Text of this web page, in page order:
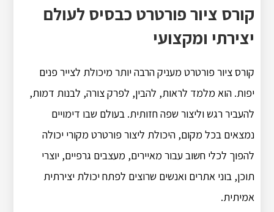
קורס ציור פורטרט כבסיס לעולם
יצירתי ומקצועי
קורס ציור פורטרט מעניק הרבה יותר מיכולת לצייר פנים
יפות. הוא מלמד לראות, להבין, לפרק צורה, לבנות דמות,
להעביר רגש וליצור שפה חזותית. בעולם שבו דימויים
נמצאים בכל מקום, היכולת ליצור פורטרט מקורי יכולה
להפוך לכלי חשוב עבור מאיירים, מעצבים גרפיים, יוצרי
תוכן, בוני אתרים ואנשים שרוצים לפתח יכולת יצירתית
אמיתית.